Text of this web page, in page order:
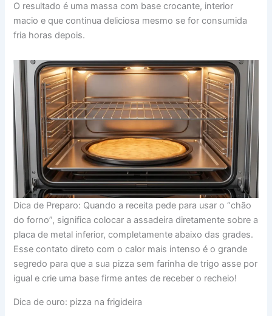
O resultado é uma massa com base crocante, interior
macio e que continua deliciosa mesmo se for consumida
fria horas depois.
Dica de Preparo: Quando a receita pede para usar o “chão
do forno”, significa colocar a assadeira diretamente sobre a
placa de metal inferior, completamente abaixo das grades.
Esse contato direto com o calor mais intenso é o grande
segredo para que a sua pizza sem farinha de trigo asse por
igual e crie uma base firme antes de receber o recheio!
Dica de ouro: pizza na frigideira